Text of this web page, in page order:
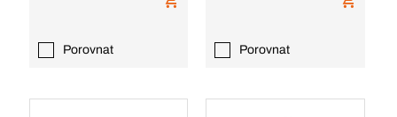
Porovnat Porovnat